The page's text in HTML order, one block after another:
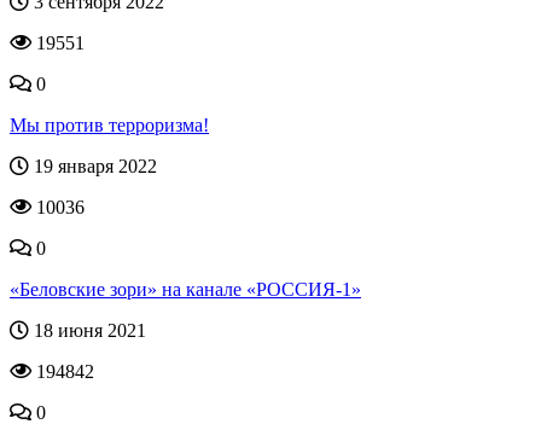
19551
0
Мы против терроризма!
19 января 2022
10036
0
«Беловские зори» на канале «РОССИЯ-1»
18 июня 2021
194842
0